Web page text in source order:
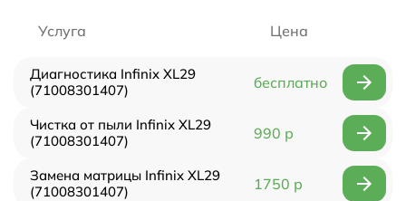
Услуга Цена
Диагностика Infinix XL29
(71008301407)
бесплатно
Чистка от пыли Infinix XL29
(71008301407)
990 р
Замена матрицы Infinix XL29
(71008301407)
1750 р